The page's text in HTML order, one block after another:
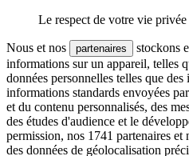
Le respect de votre vie
Nous et nos partenaires
stockons
informations sur un appareil, telles
données personnelles telles que
informations standards envoyées
et du contenu personnalisés, des
des études d'audience et le
permission, nos 1741 partenaires
des données de géolocalisation